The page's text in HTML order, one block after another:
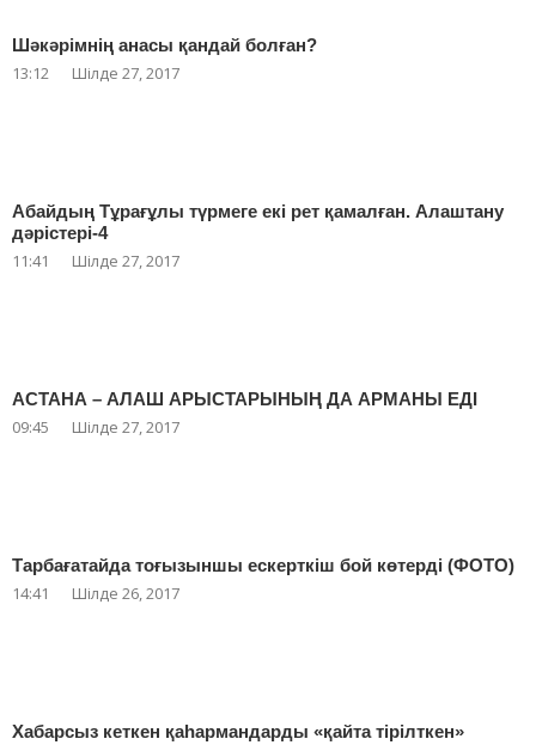
Шәкәрімнің анасы қандай болған?
13:12 Шілде 27, 2017
Абайдың Тұрағұлы түрмеге екі рет қамалған. Алаштану
дәрістері-4
11:41 Шілде 27, 2017
АСТАНА – АЛАШ АРЫСТАРЫНЫҢ ДА АРМАНЫ ЕДІ
09:45 Шілде 27, 2017
Тарбағатайда тоғызыншы ескерткіш бой көтерді (ФОТО)
14:41 Шілде 26, 2017
Хабарсыз кеткен қаһармандарды «қайта тірілткен»